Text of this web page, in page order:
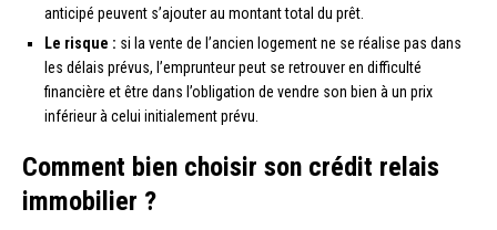
anticipé peuvent s’ajouter au montant total du prêt.
Le risque : si la vente de l’ancien logement ne se réalise pas dans
les délais prévus, l’emprunteur peut se retrouver en difficulté
financière et être dans l’obligation de vendre son bien à un prix
inférieur à celui initialement prévu.
Comment bien choisir son crédit relais
immobilier ?